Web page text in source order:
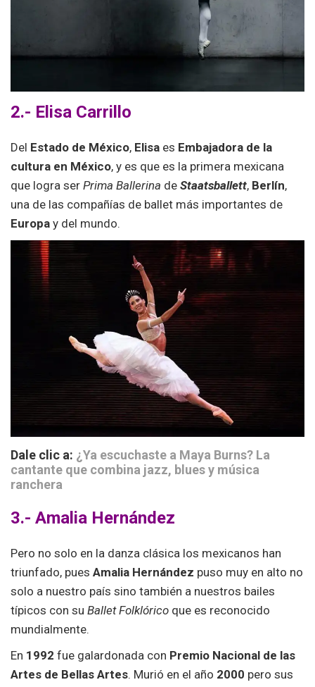
2.- Elisa Carrillo
Del Estado de México, Elisa es Embajadora de la
cultura en México, y es que es la primera mexicana
que logra ser Prima Ballerina de Staatsballett, Berlín,
una de las compañías de ballet más importantes de
Europa y del mundo.
Dale clic a: ¿Ya escuchaste a Maya Burns? La
cantante que combina jazz, blues y música
ranchera
3.- Amalia Hernández
Pero no solo en la danza clásica los mexicanos han
triunfado, pues Amalia Hernández puso muy en alto no
solo a nuestro país sino también a nuestros bailes
típicos con su Ballet Folklórico que es reconocido
mundialmente.
En 1992 fue galardonada con Premio Nacional de las
Artes de Bellas Artes. Murió en el año 2000 pero sus